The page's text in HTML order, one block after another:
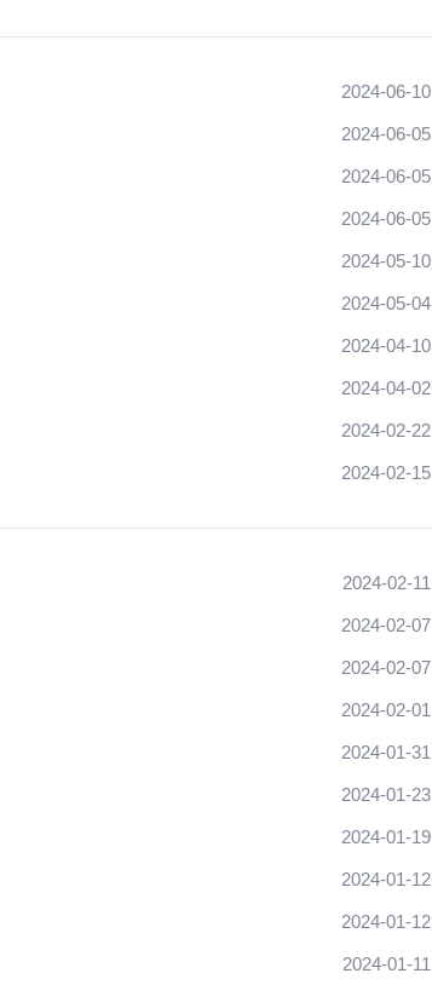
2024-06-10
2024-06-05
2024-06-05
2024-06-05
2024-05-10
2024-05-04
2024-04-10
2024-04-02
2024-02-22
2024-02-15
2024-02-11
2024-02-07
2024-02-07
2024-02-01
2024-01-31
2024-01-23
2024-01-19
2024-01-12
2024-01-12
2024-01-11